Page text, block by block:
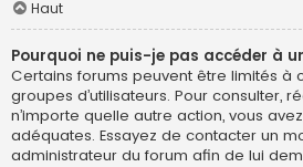
Haut
Pourquoi ne puis-je pas accéder à
Certains forums peuvent être limités à
groupes d’utilisateurs. Pour consulter,
n’importe quelle autre action, vous
adéquates. Essayez de contacter un
administrateur du forum afin de lui